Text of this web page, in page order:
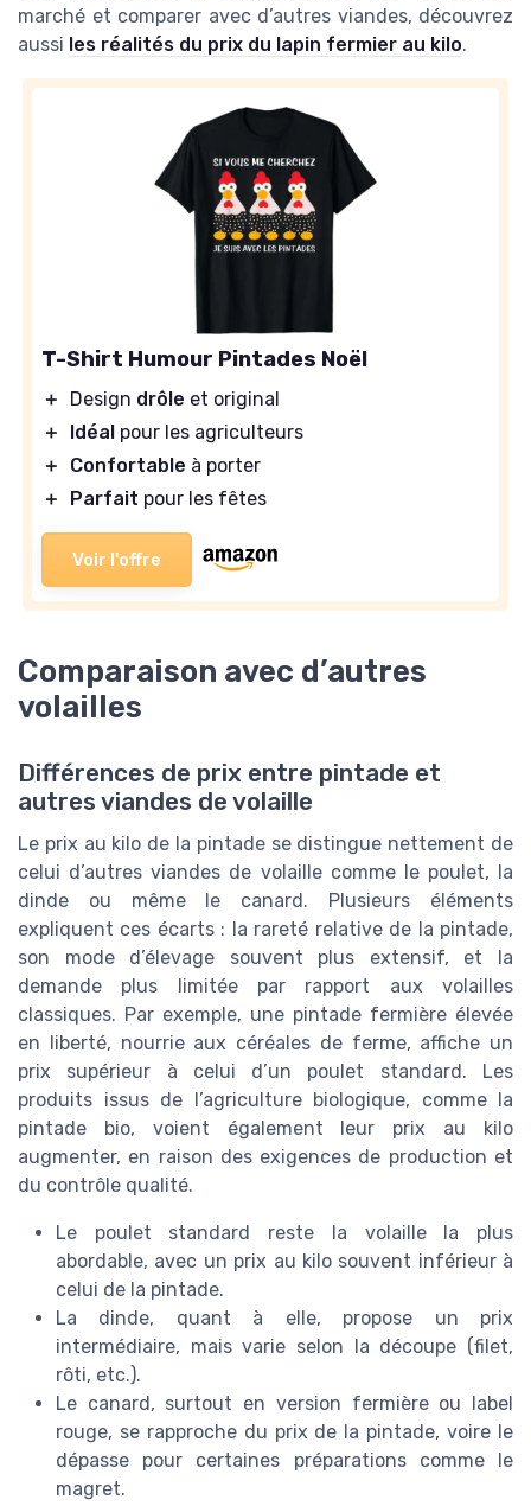
marché et comparer avec d’autres viandes, découvrez
aussi les réalités du prix du lapin fermier au kilo.
T-Shirt Humour Pintades Noël
＋ Design drôle et original
＋
Idéal pour les agriculteurs
＋
Confortable à porter
＋
Parfait pour les fêtes
Voir l'offre
Comparaison avec d’autres
volailles
Différences de prix entre pintade et
autres viandes de volaille
Le prix au kilo de la pintade se distingue nettement de
celui d’autres viandes de volaille comme le poulet, la
dinde ou même le canard. Plusieurs éléments
expliquent ces écarts : la rareté relative de la pintade,
son mode d’élevage souvent plus extensif, et la
demande plus limitée par rapport aux volailles
classiques. Par exemple, une pintade fermière élevée
en liberté, nourrie aux céréales de ferme, affiche un
prix supérieur à celui d’un poulet standard. Les
produits issus de l’agriculture biologique, comme la
pintade bio, voient également leur prix au kilo
augmenter, en raison des exigences de production et
du contrôle qualité.
Le poulet standard reste la volaille la plus
abordable, avec un prix au kilo souvent inférieur à
celui de la pintade.
La dinde, quant à elle, propose un prix
intermédiaire, mais varie selon la découpe (filet,
rôti, etc.).
Le canard, surtout en version fermière ou label
rouge, se rapproche du prix de la pintade, voire le
dépasse pour certaines préparations comme le
magret.